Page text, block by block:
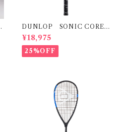
DUNLOP SONIC CORE
REVELATION 125 ソニックコ
ア レヴェレーション 125(再入
荷）
¥18,975
25%OFF